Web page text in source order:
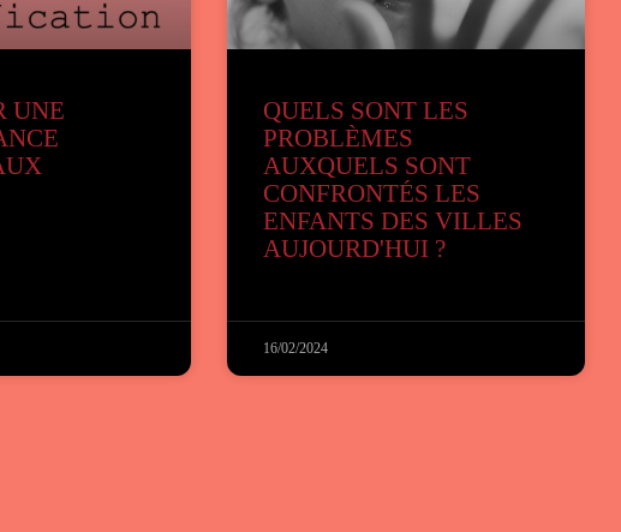
UNE
QUELS SONT LES
PROBLÈMES
AUXQUELS SONT
CONFRONTÉS LES
ENFANTS DES VILLES
AUJOURD'HUI ?
16/02/2024